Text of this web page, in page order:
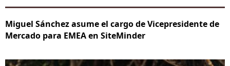
Miguel Sánchez asume el cargo de Vicepresidente de
Mercado para EMEA en SiteMinder